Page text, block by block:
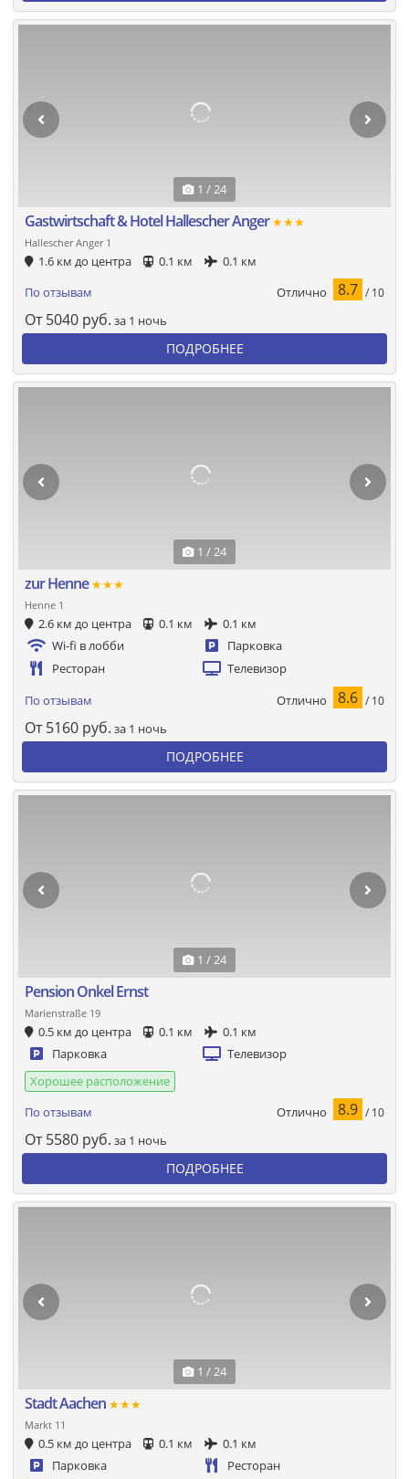
1 / 24
Gastwirtschaft & Hotel Hallescher Anger★★★
Hallescher Anger 1
1.6 км до центра 0.1 км
0.1 км
По отзывам
Отлично 8.7 / 10
От 5040 руб. за 1 ночь
ПОДРОБНЕЕ
1 / 24
zur Henne★★★
Henne 1
2.6 км до центра 0.1 км
0.1 км
Wi-fi в лобби
Парковка
Ресторан
Телевизор
По отзывам Отлично 8.6 / 10
От 5160 руб. за 1 ночь
ПОДРОБНЕЕ
1 / 24
Pension Onkel Ernst
Marienstraße 19
0.5 км до центра 0.1 км
0.1 км
Парковка
Телевизор
Хорошее расположение
По отзывам
Отлично 8.9 / 10
От 5580 руб. за 1 ночь
ПОДРОБНЕЕ
1 / 24
Stadt Aachen ★★★
Markt 11
0.5 км до центра 0.1 км
0.1 км
Парковка
Ресторан